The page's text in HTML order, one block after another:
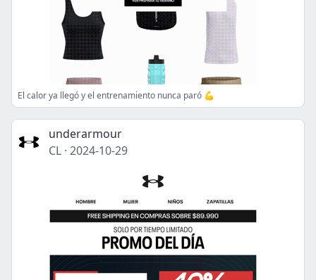
El calor ya llegó y el entrenamiento nunca paró 💪
underarmour
CL · 2024-10-29